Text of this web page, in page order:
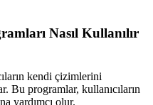
Nasıl Kullanılır
kendi çizimlerini
Bu programlar, kullanıcıların
yardımcı olur.